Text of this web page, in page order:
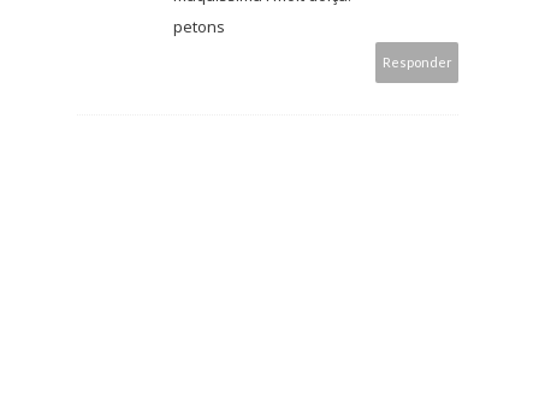
petons
Responder